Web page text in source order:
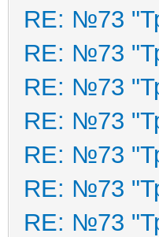
RE: №73
RE: №73
RE: №73
RE: №73
RE: №73
RE: №73
RE: №73